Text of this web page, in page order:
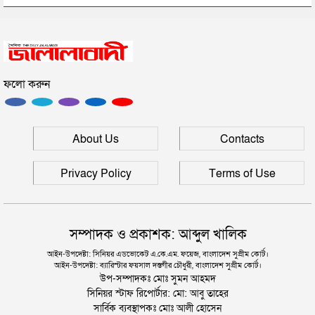
জৈন্তাপুরে বাস চাপায় বৃদ্ধ নিহত, সড়ক অবরোধ
ফলো করুন
About Us Contacts
Privacy Policy Terms of Use
সম্পাদক ও প্রকাশক: আব্দুল খালিক
আইন-উপদেষ্টা: সিনিয়র এডভোকেট এ.কে.এম. ফয়েজ, বাংলাদেশ সুপ্রীম কোর্ট।
আইন-উপদেষ্টা: ব্যারিস্টার ফয়সাল দস্তগীর চৌধুরী, বাংলাদেশ সুপ্রীম কোর্ট।
উপ-সম্পাদকঃ মোঃ সুমন আহমদ
সিনিয়র স্টাফ রিপোর্টার: মো: আবু তাহের
সার্বিক ব্যবস্থাপকঃ মোঃ আলী হোসেন